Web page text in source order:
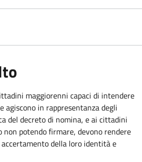
maggiorenni capaci di intendere
agiscono in rappresentanza degli
del decreto di nomina, e ai cittadini
non potendo firmare, devono rendere
della loro identità e